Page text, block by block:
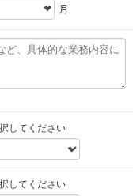
月
してください
してください